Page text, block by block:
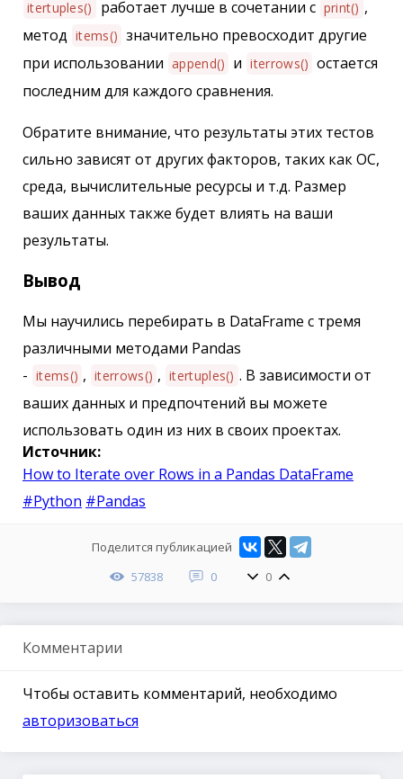
itertuples() работает лучше в сочетании с print() ,
метод items() значительно превосходит другие
при использовании append() и iterrows() остается
последним для каждого сравнения.
Обратите внимание, что результаты этих тестов
сильно зависят от других факторов, таких как ОС,
среда, вычислительные ресурсы и т.д. Размер
ваших данных также будет влиять на ваши
результаты.
Вывод
Мы научились перебирать в DataFrame с тремя
различными методами Pandas
- items() , iterrows() , itertuples() . В зависимости от
ваших данных и предпочтений вы можете
использовать один из них в своих проектах.
Источник:
How to Iterate over Rows in a Pandas DataFrame
#Python #Pandas
Поделится публикацией
57838
0 0
Комментарии
Чтобы оставить комментарий, необходимо
авторизоваться